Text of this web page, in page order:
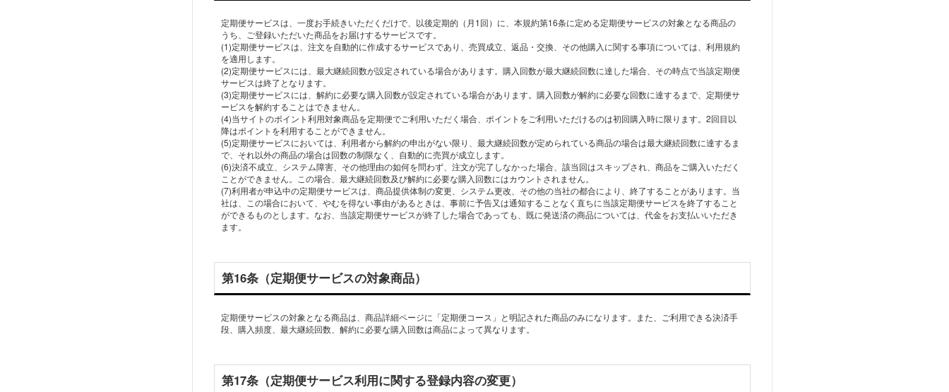
定期便サービスは、一度お手続きいただくだけで、以後定期的（月1回）に、本規約第16条に定める定期便サービスの対象となる商品の
うち、ご登録いただいた商品をお届けするサービスです。
(1)定期便サービスは、注文を自動的に作成するサービスであり、売買成立、返品・交換、その他購入に関する事項については、利用規約
を適用します。
(2)定期便サービスには、最大継続回数が設定されている場合があります。購入回数が最大継続回数に達した場合、その時点で当該定期便
サービスは終了となります。
(3)定期便サービスには、解約に必要な購入回数が設定されている場合があります。購入回数が解約に必要な回数に達するまで、定期便サ
ービスを解約することはできません。
(4)当サイトのポイント利用対象商品を定期便でご利用いただく場合、ポイントをご利用いただけるのは初回購入時に限ります。2回目以
降はポイントを利用することができません。
(5)定期便サービスにおいては、利用者から解約の申出がない限り、最大継続回数が定められている商品の場合は最大継続回数に達するま
で、それ以外の商品の場合は回数の制限なく、自動的に売買が成立します。
(6)決済不成立、システム障害、その他理由の如何を問わず、注文が完了しなかった場合、該当回はスキップされ、商品をご購入いただく
ことができません。この場合、最大継続回数及び解約に必要な購入回数にはカウントされません。
(7)利用者が申込中の定期便サービスは、商品提供体制の変更、システム更改、その他の当社の都合により、終了することがあります。当
社は、この場合において、やむを得ない事由があるときは、事前に予告又は通知することなく直ちに当該定期便サービスを終了すること
ができるものとします。なお、当該定期便サービスが終了した場合であっても、既に発送済の商品については、代金をお支払いいただき
第16条（定期便サービスの対象商品）
定期便サービスの対象となる商品は、商品詳細ページに「定期便コース」と明記された商品のみになります。また、ご利用できる決済手
段、購入頻度、最大継続回数、解約に必要な購入回数は商品によって異なります。
第17条（定期便サービス利用に関する登録内容の変更）